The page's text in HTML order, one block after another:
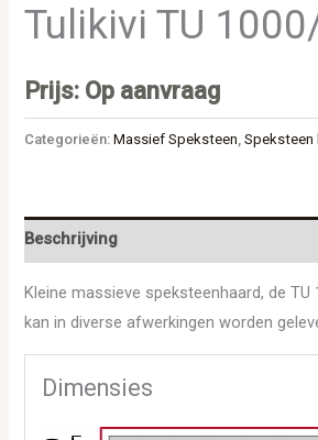
Tulikivi TU
Prijs: Op aanvraag
Categorieën:Massief Speksteen ,Speksteen
Beschrijving
Kleine massieve speksteenhaard, de TU
kan in diverse afwerkingen worden
Dimensies